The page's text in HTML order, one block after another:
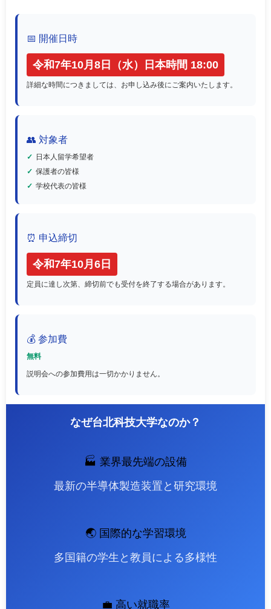
📅 開催日時
令和7年10月8日（水）日本時間 18:00
詳細な時間につきましては、お申し込み後にご案内いたします。
👥 対象者
日本人留学希望者
保護者の皆様
学校代表の皆様
⏰ 申込締切
令和7年10月6日
定員に達し次第、締切前でも受付を終了する場合があります。
💰 参加費
無料
説明会への参加費用は一切かかりません。
なぜ台北科技大学なのか？
🏭 業界最先端の設備
最新の半導体製造装置と研究環境
🌏 国際的な学習環境
多国籍の学生と教員による多様性
💼 高い就職率